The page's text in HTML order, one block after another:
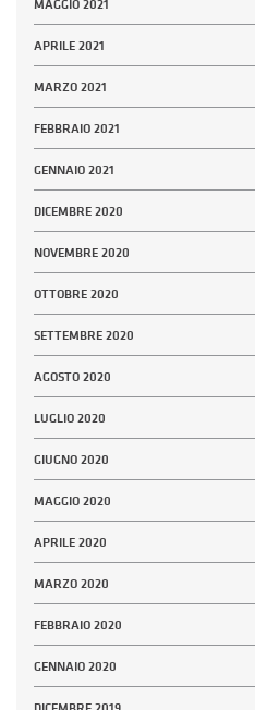
MAGGIO 2021
APRILE 2021
MARZO 2021
FEBBRAIO 2021
GENNAIO 2021
DICEMBRE 2020
NOVEMBRE 2020
OTTOBRE 2020
SETTEMBRE 2020
AGOSTO 2020
LUGLIO 2020
GIUGNO 2020
MAGGIO 2020
APRILE 2020
MARZO 2020
FEBBRAIO 2020
GENNAIO 2020